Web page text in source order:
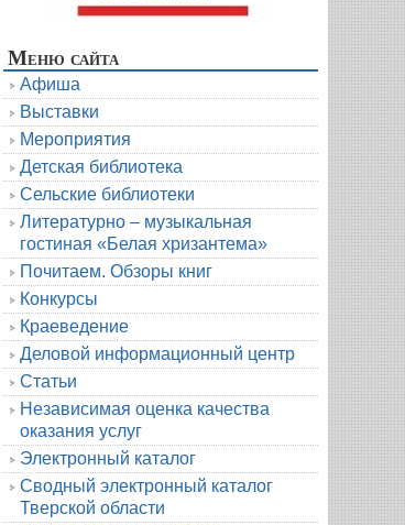
Меню сайта
Афиша
Выставки
Мероприятия
Детская библиотека
Сельские библиотеки
Литературно – музыкальная
гостиная «Белая хризантема»
Почитаем. Обзоры книг
Конкурсы
Краеведение
Деловой информационный центр
Статьи
Независимая оценка качества
оказания услуг
Электронный каталог
Сводный электронный каталог
Тверской области